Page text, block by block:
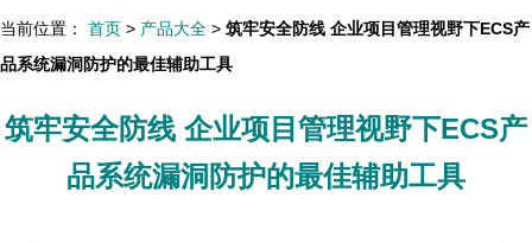
当前位置： 首页 > 产品大全 > 筑牢安全防线 企业项目管理视野下ECS产
品系统漏洞防护的最佳辅助工具
筑牢安全防线 企业项目管理视野下ECS产
品系统漏洞防护的最佳辅助工具